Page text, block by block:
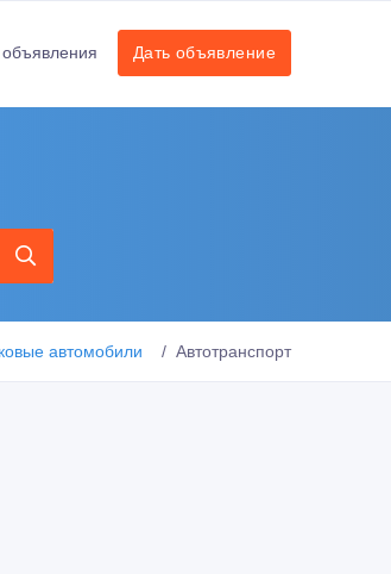
Дать объявление
автомобили Автотранспорт